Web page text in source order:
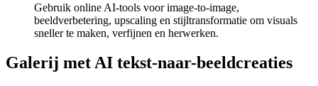
Gebruik online AI-tools voor image-to-image,
beeldverbetering, upscaling en stijltransformatie om visuals
sneller te maken, verfijnen en herwerken.
Galerij met AI tekst-naar-beeldcreaties